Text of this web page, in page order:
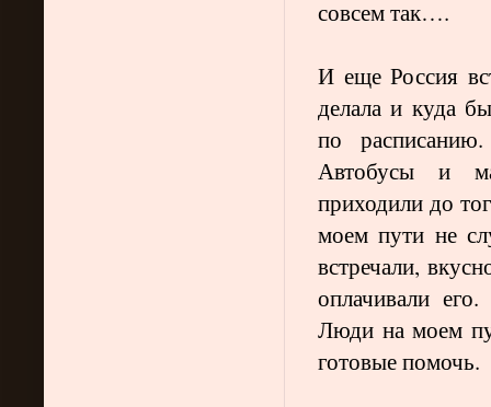
совсем так….
И еще Россия
делала и куда
по
Автобусы и
приходили до
моем пути не
встречали,
оплачивали
Люди на моем
готовые помочь.